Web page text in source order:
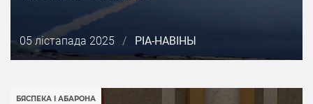
Дата
публикации
05 лістапада 2025 / РІА-НАВІНЫ
БЯСПЕКА І АБАРОНА